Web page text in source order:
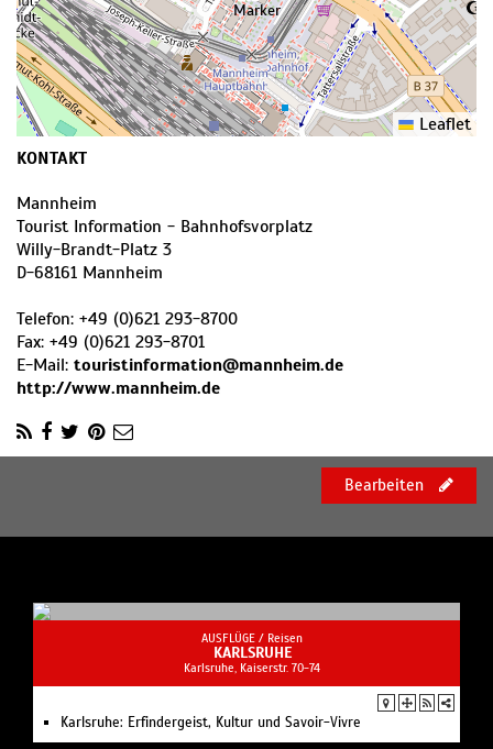
Leaflet
KONTAKT
Mannheim
Tourist Information - Bahnhofsvorplatz
Willy-Brandt-Platz 3
D-68161 Mannheim
Telefon: +49 (0)621 293-8700
Fax: +49 (0)621 293-8701
E-Mail: touristinformation@mannheim.de
http://www.mannheim.de
Bearbeiten
AUSFLÜGE / Reisen
KARLSRUHE
Karlsruhe, Kaiserstr. 70-74
Karlsruhe: Erfindergeist, Kultur und Savoir-Vivre